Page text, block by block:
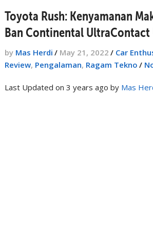
Toyota Rush: Kenyamanan
Ban Continental UltraContact
by Mas Herdi / May 21, 2022 / Car
Review, Pengalaman, Ragam Tekno /
Last Updated on 3 years ago by Mas